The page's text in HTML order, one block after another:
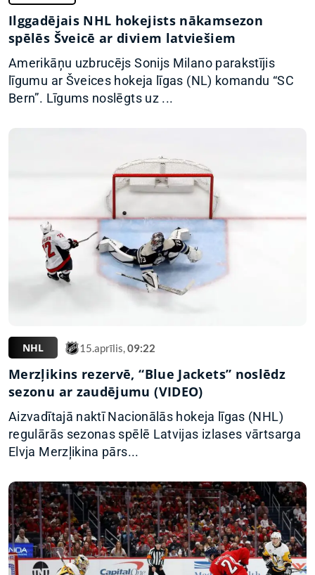
Ilggadējais NHL hokejists nākamsezon
spēlēs Šveicē ar diviem latviešiem
Amerikāņu uzbrucējs Sonijs Milano parakstījis
līgumu ar Šveices hokeja līgas (NL) komandu “SC
Bern”. Līgums noslēgts uz ...
NHL 15.aprīlis,09:22
Merzļikins rezervē, “Blue Jackets” noslēdz
sezonu ar zaudējumu (VIDEO)
Aizvadītajā naktī Nacionālās hokeja līgas (NHL)
regulārās sezonas spēlē Latvijas izlases vārtsarga
Elvja Merzļikina pārs...